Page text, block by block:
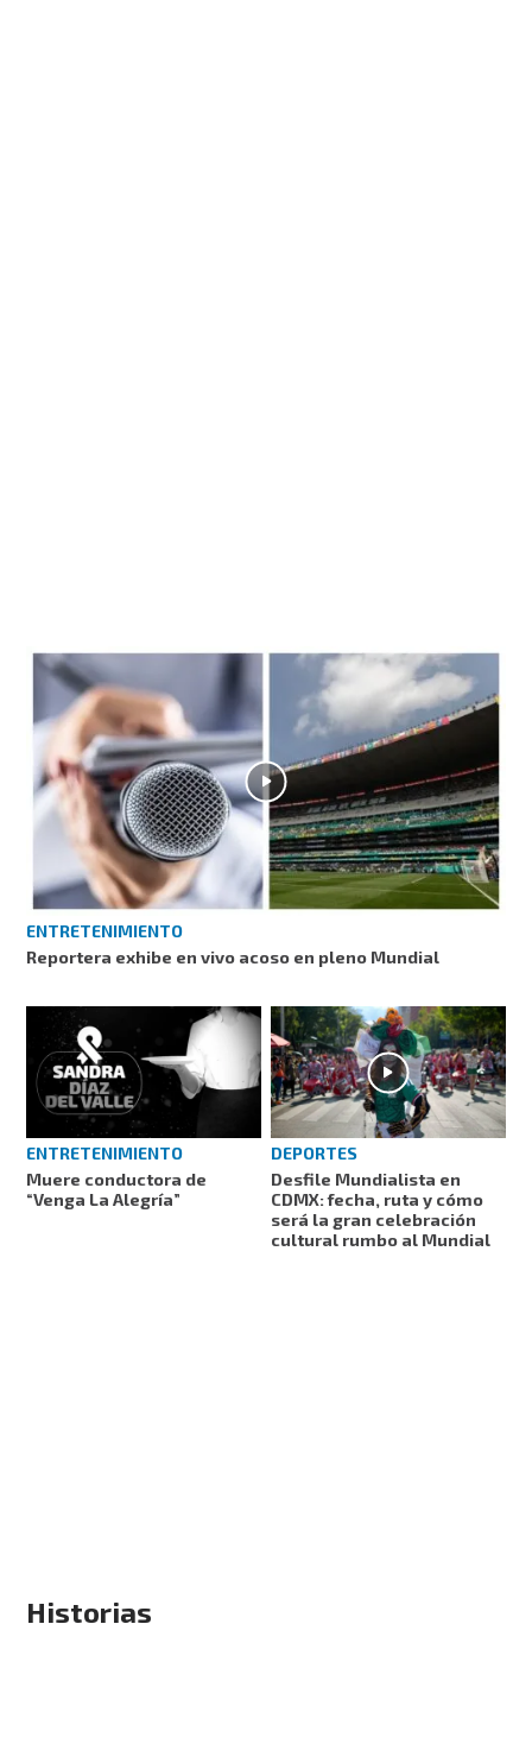
ENTRETENIMIENTO
Reportera exhibe en vivo acoso en pleno Mundial
ENTRETENIMIENTO
Muere conductora de
“Venga La Alegría”
DEPORTES
Desfile Mundialista en
CDMX: fecha, ruta y cómo
será la gran celebración
cultural rumbo al Mundial
Historias